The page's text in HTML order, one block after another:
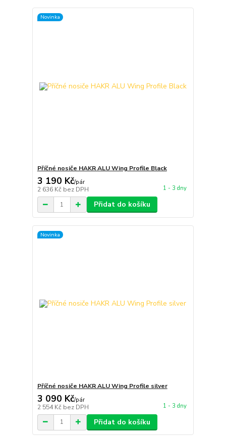
Novinka
Příčné nosiče HAKR ALU Wing Profile Black
3 190 Kč/pár
2 636 Kč bez DPH 1 - 3 dny
Přidat do košíku
Novinka
Příčné nosiče HAKR ALU Wing Profile silver
3 090 Kč/pár
2 554 Kč bez DPH 1 - 3 dny
Přidat do košíku